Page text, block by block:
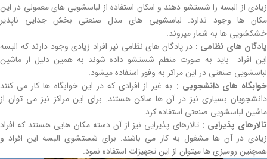
زیادی از البسه را شستشو دهند و امکان استفاده از لباسشویی های معمولی در این
مکان ها وجود ندارد. لباسشویی های مدل صنعتی بخش جدایی ناپذیر
خشکشویی ها به شمار میروند.
پادگان های نظامی : در پادگان های نظامی نیز افراد زیادی وجود دارند که البسه
این افراد باید به صورت منظم شستشو داده شوند به همین دلیل از ماشین
لباسشویی صنعتی در این مراکز به وفور استفاده میشود.
خوابگاه های دانشجویی : به غیر از افرادی که در این خوابگاه ها کار می کنند
دانشجویان بسیاری نیز در آن ها ساکن هستند. برای این مراکز نیز می توان از
ماشین لباسشویی صنعتی استفاده کرد.
تالارهای پذیرایی :تالارهای پذیرایی نیز از آن دسته مکان هایی هستند که افراد
زیادی در آن ها مشغول به کار می باشند. برای شستشوی البسه این افراد و
همچنین رومیزی ها میتوان از این تجهیزات استفاده نمود.